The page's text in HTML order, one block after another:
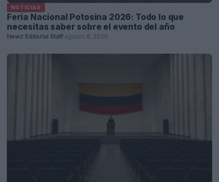
NOTICIAS
Feria Nacional Potosina 2026: Todo lo que
necesitas saber sobre el evento del año
Newz Editorial Staff agosto 8, 2026